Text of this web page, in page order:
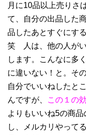
月に10品以上売りさ
て、自分の出品した
品したあとすぐにす
笑 人は、他の人が
します。こんなに多
に違いない！と。そ
自分でいいねしたと
んですが、
この１の
よりもいいね5の商
し、メルカリやって